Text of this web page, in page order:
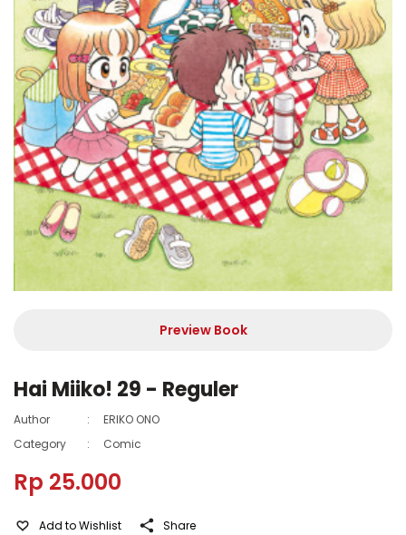
Preview Book
Hai Miiko! 29 - Reguler
Author :
ERIKO ONO
Category
: Comic
Rp 25.000
Add to Wishlist Share